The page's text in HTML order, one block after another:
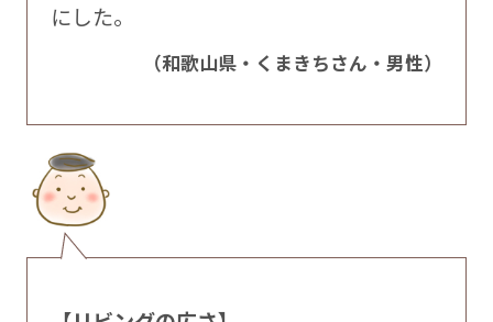
にした。
（和歌山県・くまきちさん・男性）